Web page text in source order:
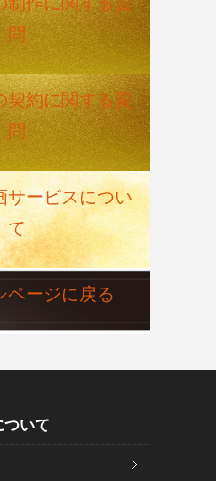
問
契約に関する質
問
サービスについ
て
ページに戻る
いて